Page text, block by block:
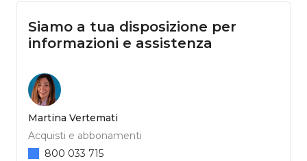
Siamo a tua disposizione per
informazioni e assistenza
Martina Vertemati
Acquisti e abbonamenti
800 033 715